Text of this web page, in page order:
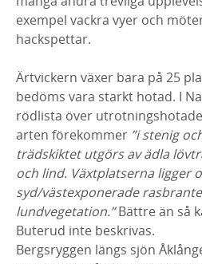
exempel vackra vyer och
hackspettar.
Ärtvickern växer bara på 25
bedöms vara starkt hotad. I
rödlista över
arten förekommer ”i stenig
trädskiktet utgörs av ädla
och lind. Växtplatserna ligger
syd/västexponerade
lundvegetation.”Bättre än så
Buterud inte beskrivas.
Bergsryggen längs sjön